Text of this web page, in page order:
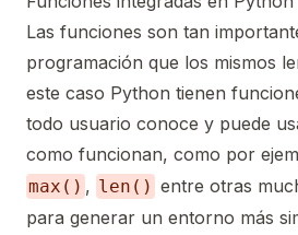
Las funciones son tan
programación que los mismos
este caso Python tienen
todo usuario conoce y puede
como funcionan, como por
max() , len() entre otras
para generar un entorno más